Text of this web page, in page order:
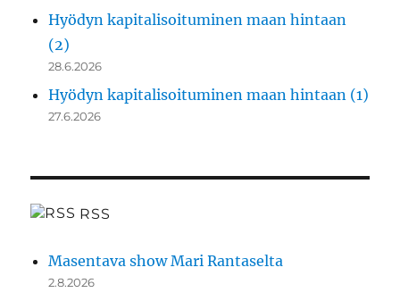
Hyödyn kapitalisoituminen maan hintaan
(2)
28.6.2026
Hyödyn kapitalisoituminen maan hintaan (1)
27.6.2026
RSS
Masentava show Mari Rantaselta
2.8.2026